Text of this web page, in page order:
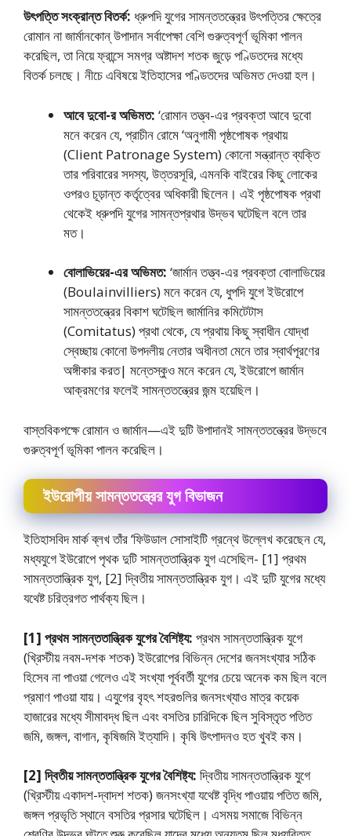
উৎপত্তি সংক্রান্ত বিতর্ক: ধ্রুপদি যুগের সামন্ততন্ত্রের উৎপত্তির ক্ষেত্রে
রােমান না জার্মানকোন্ উপাদান সর্বাপেক্ষা বেশি গুরুত্বপূর্ণ ভূমিকা পালন
করেছিল, তা নিয়ে ফ্রান্সে সমগ্র অষ্টাদশ শতক জুড়ে পণ্ডিতদের মধ্যে
বিতর্ক চলছে। নীচে এবিষয়ে ইতিহাসের পণ্ডিতদের অভিমত দেওয়া হল।
আবে দুবো-র অভিমত: ‘রােমান তত্ত্ব-এর প্রবক্তা আবে দুবাে
মনে করেন যে, প্রাচীন রােমে ‘অনুগামী পৃষ্ঠপােষক প্রথায়
(Client Patronage System) কোনাে সন্ত্রান্ত ব্যক্তি
তার পরিবারের সদস্য, উত্তরসূরি, এমনকি বাইরের কিছু লােকের
ওপরও চূড়ান্ত কর্তৃত্বের অধিকারী ছিলেন। এই পৃষ্ঠপােষক প্রথা
থেকেই ধ্রুপদি যুগের সামন্তপ্রথার উদ্ভব ঘটেছিল বলে তার
মত।
বােলাভিয়ের-এর অভিমত: ‘জার্মান তত্ত্ব-এর প্রবক্তা বােলাভিয়ের
(Boulainvilliers) মনে করেন যে, ধুপদি যুগে ইউরােপে
সামন্ততন্ত্রের বিকাশ ঘটেছিল জার্মানির কমিটেটাস
(Comitatus) প্রথা থেকে, যে প্রথায় কিছু স্বাধীন যােদ্ধা
স্বেচ্ছায় কোনাে উপদলীয় নেতার অধীনতা মেনে তার স্বার্থপূরণের
অঙ্গীকার করত| মন্তেস্কুও মনে করেন যে, ইউরােপে জার্মান
আক্রমণের ফলেই সামন্ততন্ত্রের জন্ম হয়েছিল।
বাস্তবিকপক্ষে রােমান ও জার্মান—এই দুটি উপাদানই সামন্ততন্ত্রের উদ্ভবে
গুরুত্বপূর্ণ ভূমিকা পালন করেছিল।
ইউরােপীয় সামন্ততন্ত্রের যুগ বিভাজন
ইতিহাসবিদ মার্ক ব্লখ তাঁর ‘ফিউডাল সোসাইটি গ্রন্থে উল্লেখ করেছেন যে,
মধ্যযুগে ইউরােপে পৃথক দুটি সামন্ততান্ত্রিক যুগ এসেছিল- [1] প্রথম
সামন্ততান্ত্রিক যুগ, [2] দ্বিতীয় সামন্ততান্ত্রিক যুগ। এই দুটি যুগের মধ্যে
যথেষ্ট চরিত্রগত পার্থক্য ছিল।
[1] প্রথম সামন্ততান্ত্রিক যুগের বৈশিষ্ট্য: প্রথম সামন্ততান্ত্রিক যুগে
(খ্রিস্টীয় নবম-দশক শতক) ইউরোপের বিভিন্ন দেশের জনসংখ্যার সঠিক
হিসেব না পাওয়া গেলেও এই সংখ্যা পূর্ববর্তী যুগের চেয়ে অনেক কম ছিল বলে
প্রমাণ পাওয়া যায়। এযুগের বৃহৎ শহরগুলির জনসংখ্যাও মাত্র কয়েক
হাজারের মধ্যে সীমাবদ্ধ ছিল এবং বসতির চারিদিকে ছিল সুবিস্তৃত পতিত
জমি, জঙ্গল, বাগান, কৃষিজমি ইত্যাদি। কৃষি উৎপাদনও হত খুবই কম।
[2] দ্বিতীয় সামন্ততান্ত্রিক যুগের বৈশিষ্ট্য: দ্বিতীয় সামন্ততান্ত্রিক যুগে
(খ্রিস্টীয় একাদশ-দ্বাদশ শতক) জনসংখ্যা যথেষ্ট বৃদ্ধি পাওয়ায় পতিত জমি,
জঙ্গল প্রভৃতি স্থানে বসতির প্রসার ঘটেছিল। এসময় সমাজে বিভিন্ন